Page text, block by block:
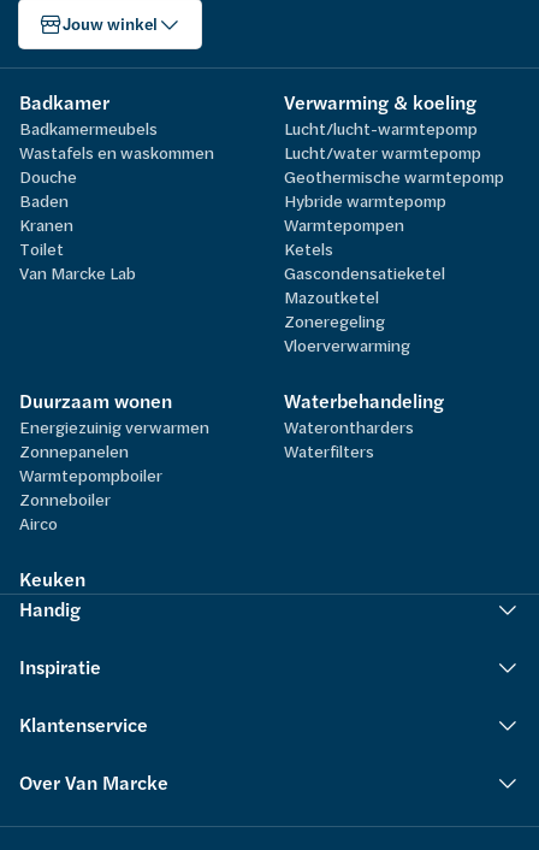
Jouw winkel
Badkamer
Badkamermeubels
Wastafels en waskommen
Douche
Baden
Kranen
Toilet
Van Marcke Lab
Verwarming & koeling
Lucht/lucht-warmtepomp
Lucht/water warmtepomp
Geothermische warmtepomp
Hybride warmtepomp
Warmtepompen
Ketels
Gascondensatieketel
Mazoutketel
Zoneregeling
Vloerverwarming
Duurzaam wonen
Energiezuinig verwarmen
Zonnepanelen
Warmtepompboiler
Zonneboiler
Airco
Waterbehandeling
Waterontharders
Waterfilters
Keuken
Handig
Inspiratie
Klantenservice
Over Van Marcke